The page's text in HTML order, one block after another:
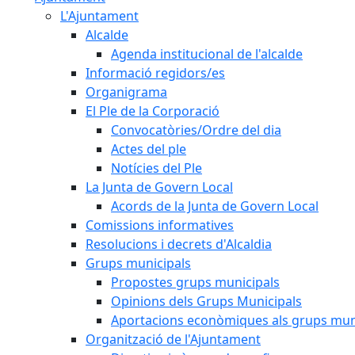
L'Ajuntament
Alcalde
Agenda institucional de l'alcalde
Informació regidors/es
Organigrama
El Ple de la Corporació
Convocatòries/Ordre del dia
Actes del ple
Notícies del Ple
La Junta de Govern Local
Acords de la Junta de Govern Local
Comissions informatives
Resolucions i decrets d'Alcaldia
Grups municipals
Propostes grups municipals
Opinions dels Grups Municipals
Aportacions econòmiques als grups
Organització de l'Ajuntament